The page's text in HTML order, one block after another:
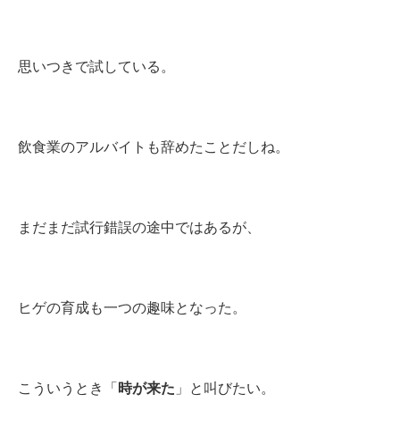
思いつきで試している。
飲食業のアルバイトも辞めたことだしね。
まだまだ試行錯誤の途中ではあるが、
ヒゲの育成も一つの趣味となった。
こういうとき「 時が来た 」と叫びたい。